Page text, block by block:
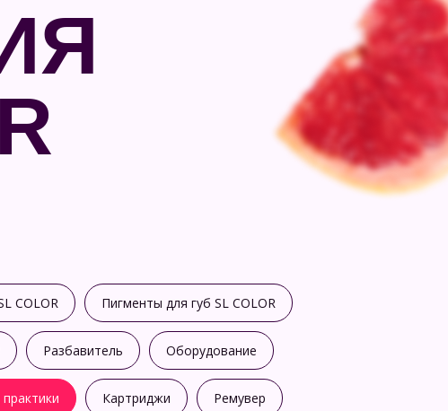
COLOR Пигменты для губ SL COLOR
Разбавитель Оборудование
Картриджи Ремувер